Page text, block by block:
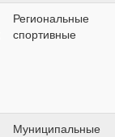
Региональные
спортивные
Муниципальные